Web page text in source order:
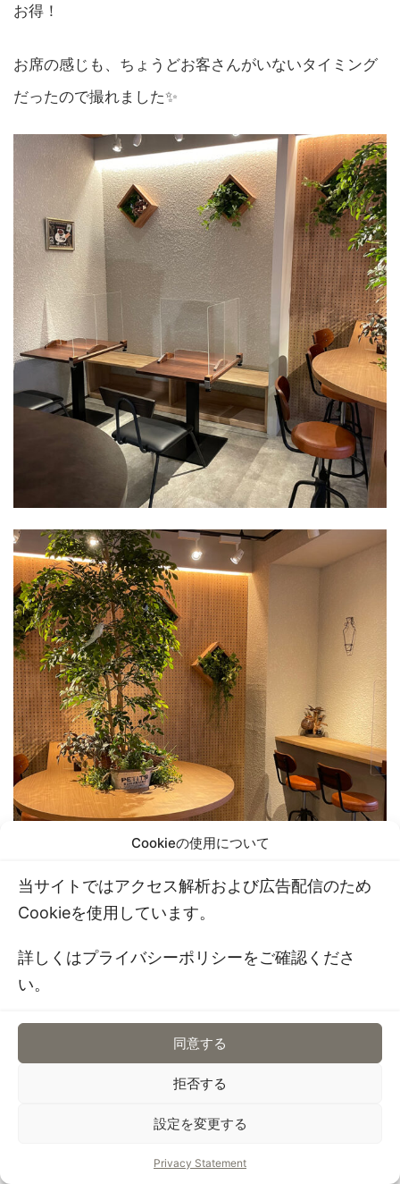
Cookieの使用について
当サイトではアクセス解析および広告配信のため
Cookieを使用しています。
詳しくはプライバシーポリシーをご確認くださ
い。
同意する
拒否する
設定を変更する
Privacy Statement
お得！
お席の感じも、ちょうどお客さんがいないタイミング
だったので撮れました✨
お水はセルフみたいですね。